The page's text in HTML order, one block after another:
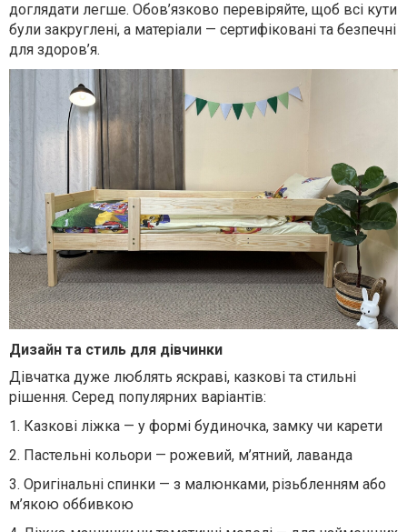
доглядати легше. Обов’язково перевіряйте, щоб всі кути
були закруглені, а матеріали — сертифіковані та безпечні
для здоров’я.
Дизайн та стиль для дівчинки
Дівчатка дуже люблять яскраві, казкові та стильні
рішення. Серед популярних варіантів:
1. Казкові ліжка — у формі будиночка, замку чи карети
2. Пастельні кольори — рожевий, м’ятний, лаванда
3. Оригінальні спинки — з малюнками, різьбленням або
м’якою оббивкою